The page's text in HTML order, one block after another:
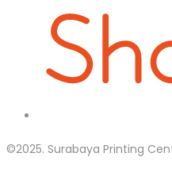
©2025. Surabaya Printing